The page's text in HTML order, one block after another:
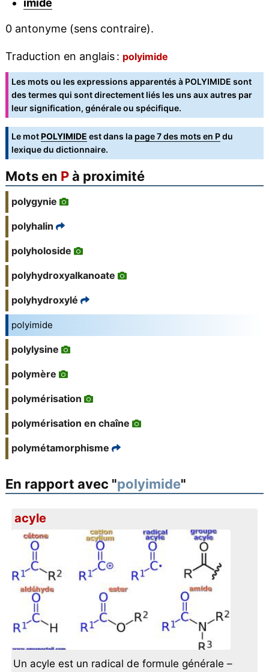
imide
0 antonyme (sens contraire).
Traduction en anglais : polyimide
Les mots ou les expressions apparentés à POLYIMIDE sont
des termes qui sont directement liés les uns aux autres par
leur signification, générale ou spécifique.
Le motPOLYIMIDE est dans la page 7 des mots en Pdu
lexique du dictionnaire.
Mots en Pà proximité
polygynie
polyhalin
polyholoside
polyhydroxyalkanoate
polyhydroxylé
polyimide
polylysine
polymère
polymérisation
polymérisation en chaîne
polymétamorphisme
En rapport avec "polyimide"
acyle
Un acyle est un radical de formule générale –